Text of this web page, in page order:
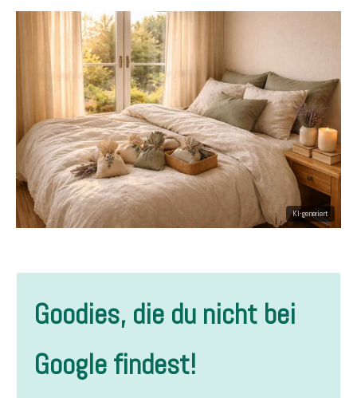
Goodies, die du nicht bei
Google findest!